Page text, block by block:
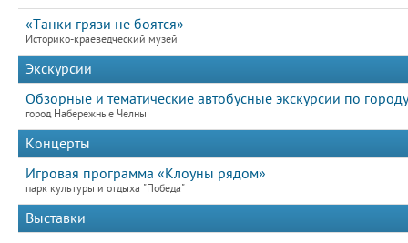
«Танки грязи не боятся»
Историко-краеведческий музей
Экскурсии
Обзорные и тематические автобусные экскурсии по
город Набережные Челны
Концерты
Игровая программа «Клоуны рядом»
парк культуры и отдыха "Победа"
Выставки